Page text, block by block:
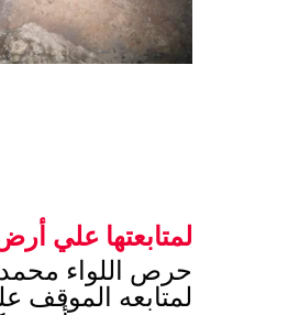
لمتابعتها علي